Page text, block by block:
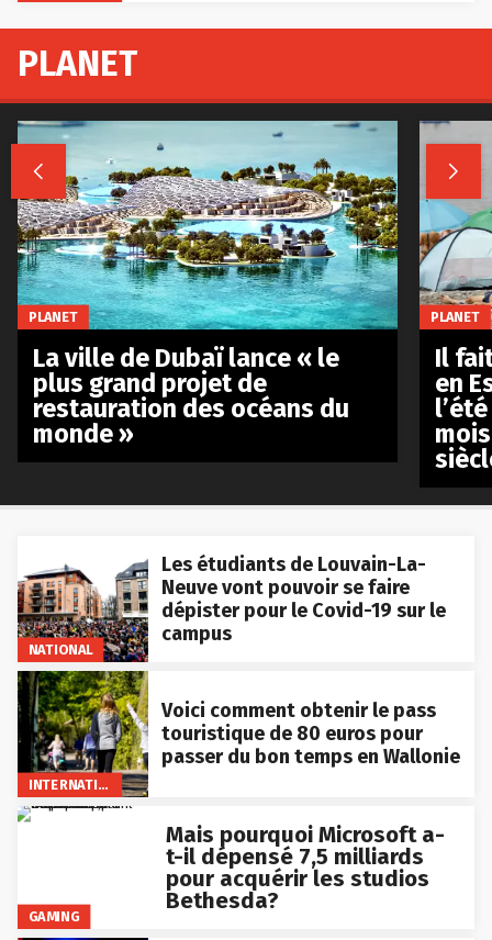
NATIONAL
Les étudiants de Louvain-La-
Neuve vont pouvoir se faire
dépister pour le Covid-19 sur le
campus
INTERNATIONAL
Voici comment obtenir le pass
touristique de 80 euros pour
passer du bon temps en Wallonie
GAMING
Mais pourquoi Microsoft a-
t-il dépensé 7,5 milliards
pour acquérir les studios
Bethesda?
PLANET
 
PLANET
La ville de Dubaï lance « le
plus grand projet de
restauration des océans du
monde »
PLANET
Il
en